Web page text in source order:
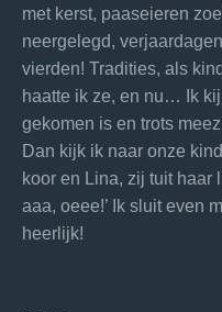
met kerst, paaseieren
neergelegd,
vierden! Tradities, als
haatte ik ze, en nu… Ik
gekomen is en trots
Dan kijk ik naar onze
koor en Lina, zij tuit haar
aaa, oeee!’ Ik sluit even
heerlijk!